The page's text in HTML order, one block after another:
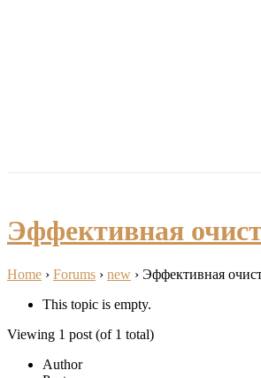
Эффективная
Home › Forums › new › Эффективная
This topic is empty.
Viewing 1 post (of 1 total)
Author